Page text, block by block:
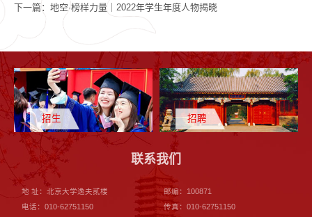
下一篇： 地空·榜样力量｜2022年学生年度人物揭晓
招生 招聘
联系我们
地 址：北京大学逸夫贰楼
邮编：100871
电话：010-62751150
传真：010-62751150